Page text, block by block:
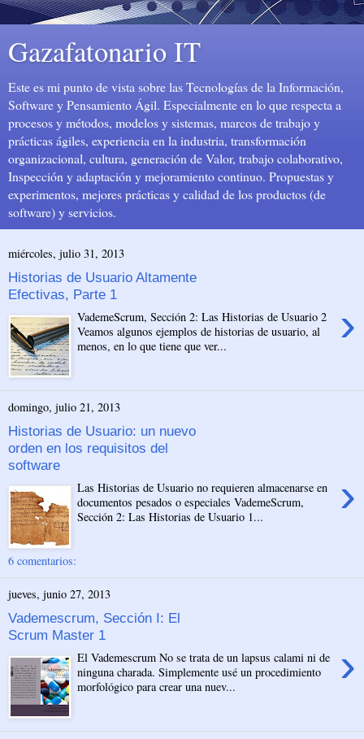
Gazafatonario IT
Este es mi punto de vista sobre las Tecnologías de la Información,
Software y Pensamiento Ágil. Especialmente en lo que respecta a
procesos y métodos, modelos y sistemas, marcos de trabajo y
prácticas ágiles, experiencia en la industria, transformación
organizacional, cultura, generación de Valor, trabajo colaborativo,
Inspección y adaptación y mejoramiento continuo. Propuestas y
experimentos, mejores prácticas y calidad de los productos (de
software) y servicios.
miércoles, julio 31, 2013
Historias de Usuario Altamente
Efectivas, Parte 1
›
VademeScrum, Sección 2: Las Historias de Usuario 2
Veamos algunos ejemplos de historias de usuario, al
menos, en lo que tiene que ver...
domingo, julio 21, 2013
Historias de Usuario: un nuevo
orden en los requisitos del
software
›
Las Historias de Usuario no requieren almacenarse en
documentos pesados o especiales VademeScrum,
Sección 2: Las Historias de Usuario 1...
6 comentarios:
jueves, junio 27, 2013
Vademescrum, Sección I: El
Scrum Master 1
›
El Vademescrum No se trata de un lapsus calami ni de
ninguna charada. Simplemente usé un procedimiento
morfológico para crear una nuev...